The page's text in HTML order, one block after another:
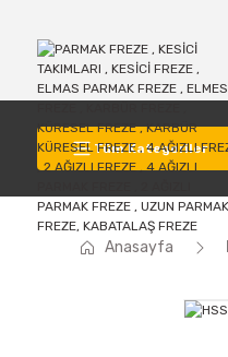
Tüm Kategoriler
Anasayfa